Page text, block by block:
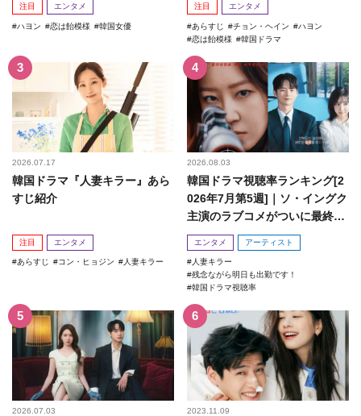
注目 エンタメ
ハヨン 恋は飴模様 韓国女優
注目 エンタメ
あらすじ チョン・ヘイン
ハヨン
恋は飴模様
韓国ドラマ
2026.07.17
韓国ドラマ『人妻キラー』あら
すじ紹介
注目 エンタメ
あらすじ コン・ヒョジン 人妻キラー
2026.08.03
韓国ドラマ視聴率ランキング[2
026年7月第5週]｜ソ・イングク
主演のラブコメがついに最終
回！
エンタメ アーティスト
人妻キラー
残念ながら明日も出勤です！
韓国ドラマ視聴率
2026.07.03 2023.11.09